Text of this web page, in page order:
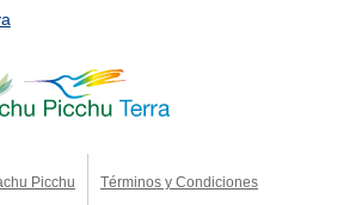
Picchu Términos y Condiciones